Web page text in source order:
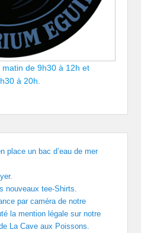
de 9h30 à 12h et
à 20h.
place un bac d’eau de mer
nouveaux tee-Shirts.
par caméra de notre
la mention légale sur notre
La Cave aux Poissons.